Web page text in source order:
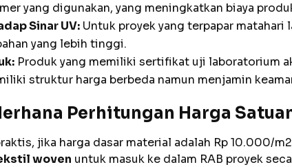
yang digunakan, yang meningkatkan biaya
Sinar UV: Untuk proyek yang terpapar matahari
yang lebih tinggi.
Produk yang memiliki sertifikat uji laboratorium
struktur harga berbeda namun menjamin
Perhitungan Harga
jika harga dasar material adalah Rp 10.000/
woven untuk masuk ke dalam RAB proyek